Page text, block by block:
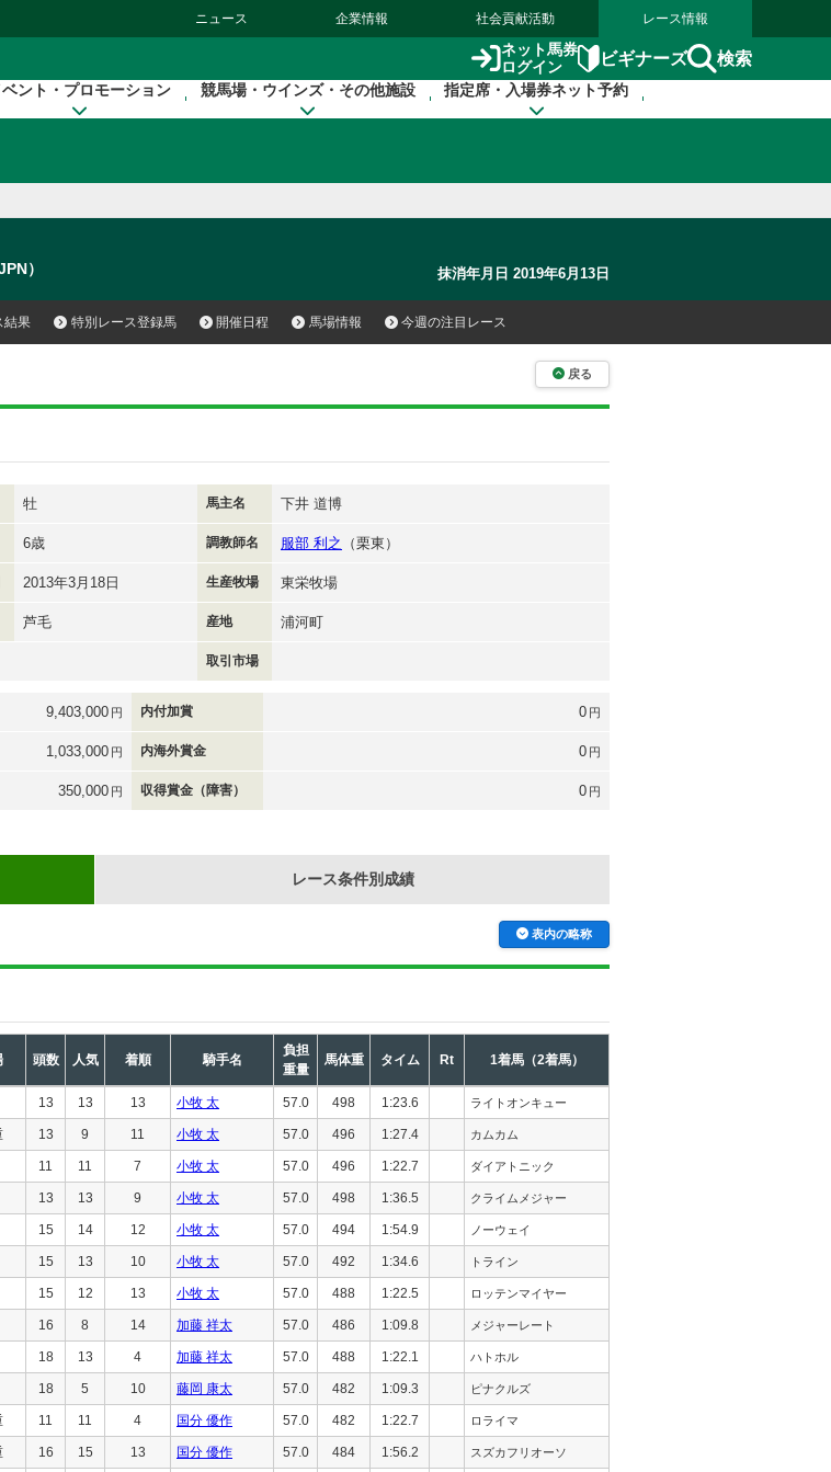
ニュース 企業情報 社会貢献活動 レース情報
ネット馬券
ログイン
ビギナーズ 検索
ベント・プロモーション 競馬場・ウインズ・その他施設 指定席・入場券ネット予約
） 抹消年月日 2019年6月13日
結果 特別レース登録馬 開催日程 馬場情報 今週の注目レース
戻る
牡 馬主名 下井 道博
6歳 調教師名 服部 利之 （栗東）
2013年3月18日 生産牧場 東栄牧場
芦毛 産地 浦河町
取引市場
9,403,000 円 内付加賞 0 円
1,033,000 円 内海外賞金 0 円
350,000 円 収得賞金（障害） 0 円
レース条件別成績
表内の略称
頭数 人気 着順 騎手名
負担
重量
馬体重 タイム Rt 1着馬（2着馬）
13 13 13 小牧 太 57.0 498 1:23.6 ライトオンキュー
13 9 11 小牧 太 57.0 496 1:27.4 カムカム
11 11 7 小牧 太 57.0 496 1:22.7 ダイアトニック
13 13 9 小牧 太 57.0 498 1:36.5 クライムメジャー
15 14 12 小牧 太 57.0 494 1:54.9 ノーウェイ
15 13 10 小牧 太 57.0 492 1:34.6 トライン
15 12 13 小牧 太 57.0 488 1:22.5 ロッテンマイヤー
16 8 14 加藤 祥太 57.0 486 1:09.8 メジャーレート
18 13 4 加藤 祥太 57.0 488 1:22.1 ハトホル
18 5 10 藤岡 康太 57.0 482 1:09.3 ピナクルズ
11 11 4 国分 優作 57.0 482 1:22.7 ロライマ
16 15 13 国分 優作 57.0 484 1:56.2 スズカフリオーソ